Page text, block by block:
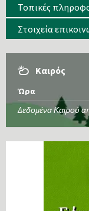
Τοπικές
Στοιχεία
Καιρός
Ώρα
Δεδομένα Καιρού